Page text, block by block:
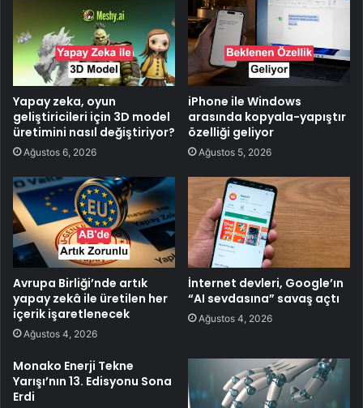
Yapay zeka, oyun
geliştiricileri için 3D model
üretimini nasıl değiştiriyor?
Ağustos 6, 2026
iPhone ile Windows
arasında kopyala-yapıştır
özelliği geliyor
Ağustos 5, 2026
Avrupa Birliği’nde artık
yapay zekâ ile üretilen her
içerik işaretlenecek
Ağustos 4, 2026
İnternet devleri, Google’ın
“AI sevdasına” savaş açtı
Ağustos 4, 2026
Monako Enerji Tekne
Yarışı’nın 13. Edisyonu Sona
Erdi